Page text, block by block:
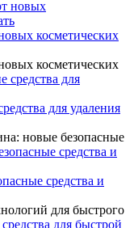
косметических
косметических
для удаления
новые безопасные
средства и
для быстрого